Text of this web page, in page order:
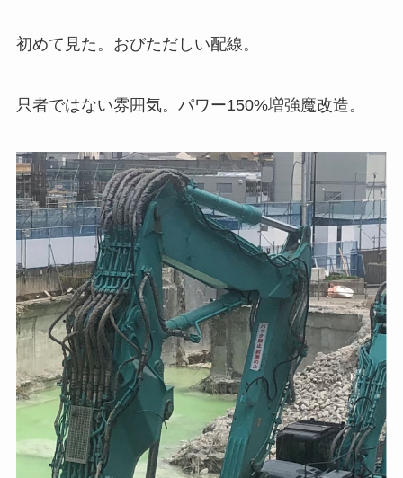
初めて見た。おびただしい配線。
只者ではない雰囲気。パワー150%増強魔改造。